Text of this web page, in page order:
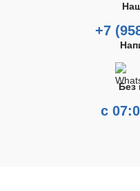
+7
Без
с